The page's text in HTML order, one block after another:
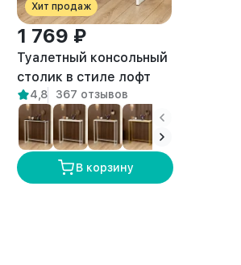
Хит продаж
1 769 ₽
Туалетный консольный
столик в стиле лофт
Шели белый/амаретто
4,8 367 отзывов
В корзину